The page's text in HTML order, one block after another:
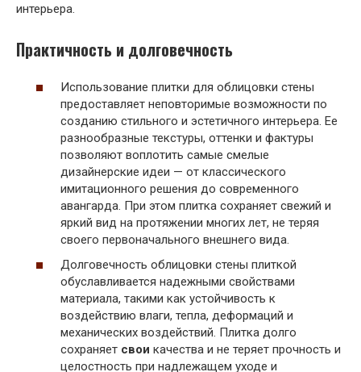
интерьера.
Практичность и долговечность
Использование плитки для облицовки стены
предоставляет неповторимые возможности по
созданию стильного и эстетичного интерьера. Ее
разнообразные текстуры, оттенки и фактуры
позволяют воплотить самые смелые
дизайнерские идеи — от классического
имитационного решения до современного
авангарда. При этом плитка сохраняет свежий и
яркий вид на протяжении многих лет, не теряя
своего первоначального внешнего вида.
Долговечность облицовки стены плиткой
обуславливается надежными свойствами
материала, такими как устойчивость к
воздействию влаги, тепла, деформаций и
механических воздействий. Плитка долго
сохраняет свои качества и не теряет прочность и
целостность при надлежащем уходе и